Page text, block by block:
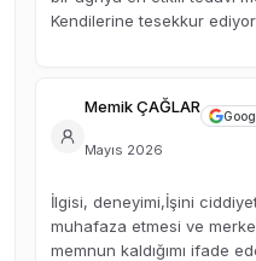
Kendilerine tesekkur
Memik ÇAĞLAR
Mayıs 2026
İlgisi, deneyimi,İşini
muhafaza etmesi ve
memnun kaldığımı ifade